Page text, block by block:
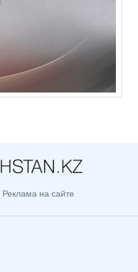
Реклама на сайте